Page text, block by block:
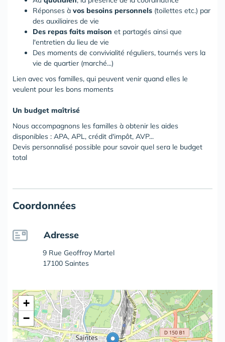
Réponses à vos besoins personnels (toilettes etc.) par
des auxiliaires de vie
Des repas faits maison et partagés ainsi que
l'entretien du lieu de vie
Des moments de convivialité réguliers, tournés vers la
vie de quartier (marché...)
Lien avec vos familles, qui peuvent venir quand elles le
veulent pour les bons moments
Un budget maîtrisé
Nous accompagnons les familles à obtenir les aides
disponibles : APA, APL, crédit d'impôt, AVP...
Devis personnalisé possible pour savoir quel sera le budget
total
Coordonnées
Adresse
9 Rue Geoffroy Martel
17100 Saintes
+
−